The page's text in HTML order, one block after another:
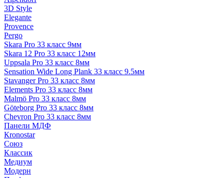
3D Style
Elegante
Provence
Pergo
Skara Pro 33 класс 9мм
Skara 12 Pro 33 класс 12мм
Uppsala Pro 33 класс 8мм
Sensation Wide Long Plank 33 класс 9.5мм
Stavanger Pro 33 класс 8мм
Elements Pro 33 класс 8мм
Malmö Pro 33 класс 8мм
Göteborg Pro 33 класс 8мм
Chevron Pro 33 класс 8мм
Панели МДФ
Кronostar
Союз
Классик
Медиум
Модерн